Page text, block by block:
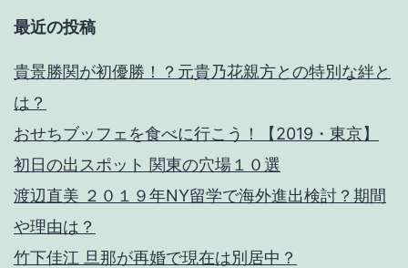
最近の投稿
貴景勝関が初優勝！？元貴乃花親方との特別な絆と
は？
おせちブッフェを食べに行こう！【2019・東京】
初日の出スポット 関東の穴場１０選
渡辺直美 ２０１９年NY留学で海外進出検討？期間
や理由は？
竹下佳江 旦那が再婚で現在は別居中？